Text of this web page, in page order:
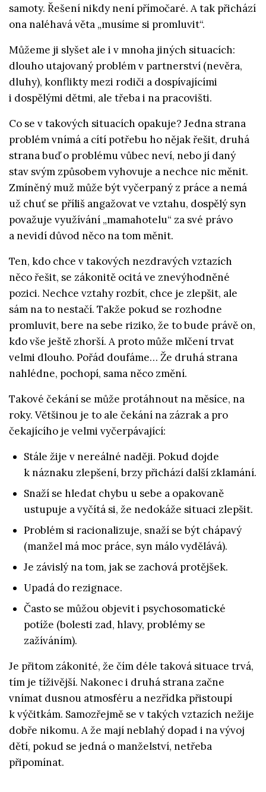
samoty. Řešení nikdy není přímočaré. A tak přichází
ona naléhavá věta „musíme si promluvit“.
Můžeme ji slyšet ale i v mnoha jiných situacích:
dlouho utajovaný problém v partnerství (nevěra,
dluhy), konflikty mezi rodiči a dospívajícími
i dospělými dětmi, ale třeba i na pracovišti.
Co se v takových situacích opakuje? Jedna strana
problém vnímá a cítí potřebu ho nějak řešit, druhá
strana buď o problému vůbec neví, nebo jí daný
stav svým způsobem vyhovuje a nechce nic měnit.
Zmíněný muž může být vyčerpaný z práce a nemá
už chuť se příliš angažovat ve vztahu, dospělý syn
považuje využívání „mamahotelu“ za své právo
a nevidí důvod něco na tom měnit.
Ten, kdo chce v takových nezdravých vztazích
něco řešit, se zákonitě ocitá ve znevýhodněné
pozici. Nechce vztahy rozbít, chce je zlepšit, ale
sám na to nestačí. Takže pokud se rozhodne
promluvit, bere na sebe riziko, že to bude právě on,
kdo vše ještě zhorší. A proto může mlčení trvat
velmi dlouho. Pořád doufáme… Že druhá strana
nahlédne, pochopí, sama něco změní.
Takové čekání se může protáhnout na měsíce, na
roky. Většinou je to ale čekání na zázrak a pro
čekajícího je velmi vyčerpávající:
Stále žije v nereálné naději. Pokud dojde
k náznaku zlepšení, brzy přichází další zklamání.
Snaží se hledat chybu u sebe a opakovaně
ustupuje a vyčítá si, že nedokáže situaci zlepšit.
Problém si racionalizuje, snaží se být chápavý
(manžel má moc práce, syn málo vydělává).
Je závislý na tom, jak se zachová protějšek.
Upadá do rezignace.
Často se můžou objevit i psychosomatické
potíže (bolesti zad, hlavy, problémy se
zažíváním).
Je přitom zákonité, že čím déle taková situace trvá,
tím je tíživější. Nakonec i druhá strana začne
vnímat dusnou atmosféru a nezřídka přistoupí
k výčitkám. Samozřejmě se v takých vztazích nežije
dobře nikomu. A že mají neblahý dopad i na vývoj
dětí, pokud se jedná o manželství, netřeba
připomínat.